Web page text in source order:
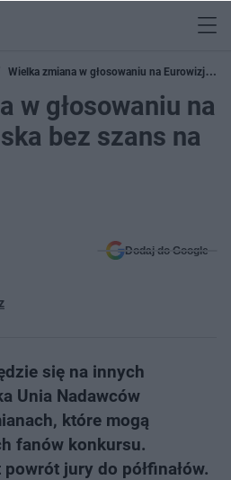
Wielka zmiana w głosowaniu na Eurowizji.
w głosowaniu na
bez szans na
Dodaj do Google
się na innych
Unia Nadawców
które mogą
fanów konkursu.
jury do półfinałów.